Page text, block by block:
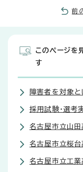
前
このページを
す
障害者を対象と
採用試験・選考
名古屋市立山
名古屋市立桜
名古屋市立工